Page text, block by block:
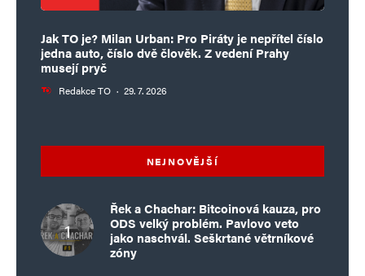
Jak TO je? Milan Urban: Pro Piráty je nepřítel číslo
jedna auto, číslo dvě člověk. Z vedení Prahy
musejí pryč
Redakce TO · 29. 7. 2026
NEJNOVĚJŠÍ
Řek a Chachar: Bitcoinová kauza, pro
ODS velký problém. Pavlovo veto
jako naschvál. Seškrtané větrníkové
zóny